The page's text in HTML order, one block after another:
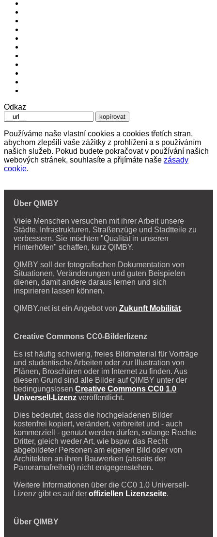
Odkaz
kopírovat
Používáme naše vlastní cookies a cookies třetích stran,
abychom zlepšili vaše zážitky z prohlížení a s používáním
našich služeb. Pokud budete pokračovat v používání našich
webových stránek, souhlasíte a přijímáte naše zásady
cookie.
Über QIMBY
Viele Menschen versuchen mit ihrer Arbeit unsere
Städte, Infrastrukturen, Straßenzüge und Stadtteile zu
verbessern. Sie möchten "Qualität in unseren
Hinterhöfen" schaffen, kurz QIMBY.
QIMBY soll der fotografischen Dokumentation von
Situationen, Veränderungen und guten Beispielen
dienen, damit andere daraus lernen und sich
inspirieren lassen können.
QIMBY.net ist ein Angebot von Zukunft Mobilität.
Creative Commons CC0-Bilderlizenz
Es ist häufig schwierig, freies Bildmaterial für Vorträge
und studentische Arbeiten oder zur Illustration von
Plänen, Broschüren oder im Internet zu finden. Aus
diesem Grund sind alle Bilder auf QIMBY unter der
bedingungslosen Creative Commons CC0 1.0
Universell-Lizenz veröffentlicht.
Dies bedeutet, dass die hochgeladenen Bilder
kostenfrei kopiert, verändert, verbreitet und - auch
kommerziell - genutzt werden dürfen, solange Rechte
Dritter, gleich weder Art, wie bspw. das Recht
abgebildeter Personen am eigenen Bild oder von
Architekten an ihren Bauwerken (abseits der
Panoramafreiheit) nicht entgegenstehen.
Weitere Informationen über die CC0 1.0 Universell-
Lizenz gibt es auf der offiziellen Lizenzseite.
Über QIMBY